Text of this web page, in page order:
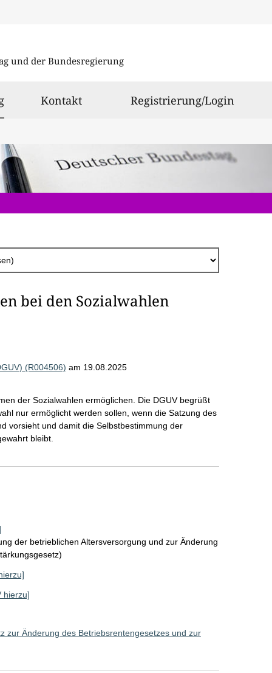
und der Bundesregierung
ausgewählt
Kontakt Registrierung/Login
bei den Sozialwahlen
(R004506) am 19.08.2025
der Sozialwahlen ermöglichen. Die DGUV begrüßt
nur ermöglicht werden sollen, wenn die Satzung des
vorsieht und damit die Selbstbestimmung der
bleibt.
der betrieblichen Altersversorgung und zur Änderung
hierzu]
zur Änderung des Betriebsrentengesetzes und zur